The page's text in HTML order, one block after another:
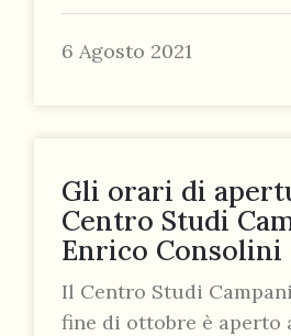
6 Agosto 2021
Gli orari di
Centro Studi
Enrico Consolini
Il Centro Studi
fine di ottobre è aperto